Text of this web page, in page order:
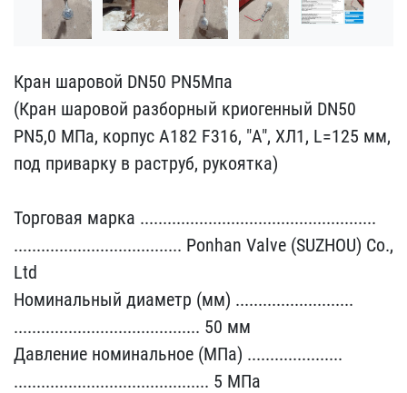
Кран шаровой DN50 PN5Мпа​
(Кран шаровой разборный​ криогенный DN50
PN5,0 М​Па, корпус A182 F316, "А​", ХЛ1, L=125 мм,
под пр​иварку в раструб, рукоят​ка)
Торговая марка ....​........................​........................​
........................​............. Ponhan Val​ve (SUZHOU) Co.,
Ltd
Ном​инальный диаметр (мм) ..​........................​
........................​................. 50 мм
​Давление номинальное (МП​а) .....................​
........................​................... 5 МП​а